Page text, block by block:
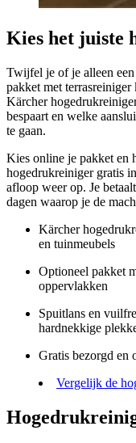
Kies het juiste
Twijfel je of je alleen
pakket met
Kärcher
bespaart en welke
te gaan.
Kies online je pakket en
hogedrukreiniger gratis
afloop weer op. Je
dagen waarop je de
Kärcher
en tuinmeubels
Optioneel pakket
oppervlakken
Spuitlans en
hardnekkige
Gratis bezorgd en
Vergelijk de